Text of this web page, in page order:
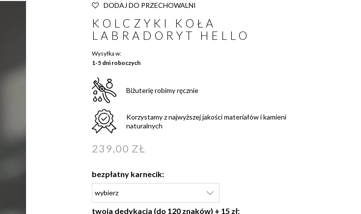
DODAJ DO PRZECHOWALNI
KOLCZYKI KOŁA
LABRADORYT HELLO
Wysyłka w:
1-5 dni roboczych
Biżuterię robimy ręcznie
Korzystamy z najwyższej jakości materiałów i kamieni
naturalnych
239,00 ZŁ
bezpłatny karnecik:
twoja dedykacja (do 120 znaków) + 15 zł: